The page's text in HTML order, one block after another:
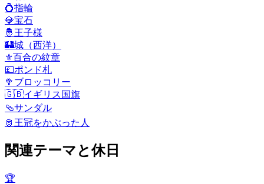
💍指輪
💎宝石
🤴 王子様
🏰城（西洋）
⚜️百合の紋章
💷ポンド札
🥦 ブロッコリー
🇬🇧イギリス国旗
🩴サンダル
🫅 王冠をかぶった人
関連テーマと休日
🏆